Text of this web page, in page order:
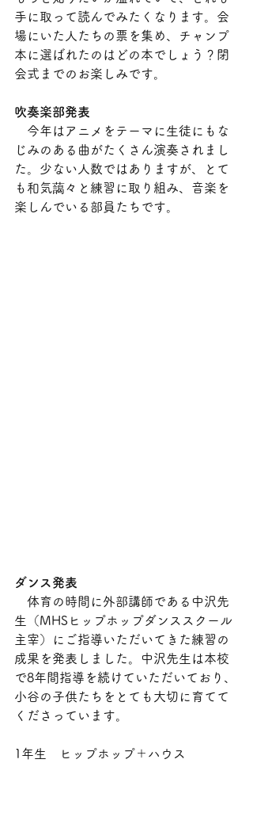
手に取って読んでみたくなります。会
場にいた人たちの票を集め、チャンプ
本に選ばれたのはどの本でしょう？閉
会式までのお楽しみです。
吹奏楽部発表
今年はアニメをテーマに生徒にもな
じみのある曲がたくさん演奏されまし
た。少ない人数ではありますが、とて
も和気藹々と練習に取り組み、音楽を
楽しんでいる部員たちです。
ダンス発表
体育の時間に外部講師である中沢先
生（MHSヒップホップダンススクール
主宰）にご指導いただいてきた練習の
成果を発表しました。中沢先生は本校
で8年間指導を続けていただいており、
小谷の子供たちをとても大切に育てて
くださっています。
1年生　ヒップホップ＋ハウス